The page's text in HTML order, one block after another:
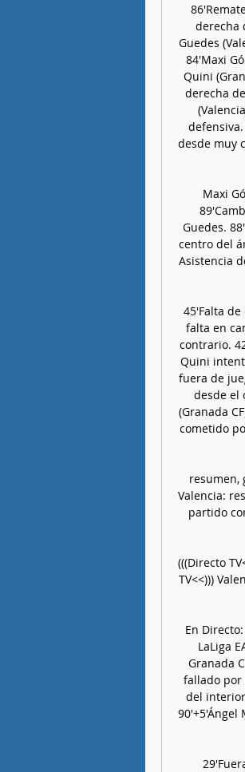
derecha
Guedes
84'Maxi
Quini
derecha
desde muy
Maxi
Guedes.
centro del
Asistencia
45'Falta de
falta en
contrario.
Quini
fuera de
desde el
(Granada
cometido
resumen,
Valencia:
partido
(((Directo
TV<<)))
En
LaLiga
Granada
fallado por
del
90'+5'Ángel